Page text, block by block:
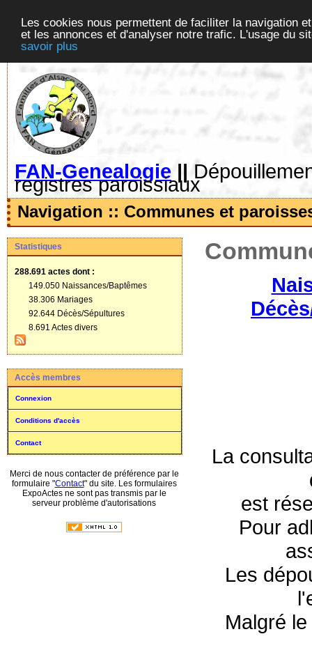
Les cookies nous permettent de faciliter la navigation
et les annonces et d'analyser notre trafic. L'usage du
savoir plus
FAN-Genealogie ||
registres paroissiaux
Navigation :: Communes et
Statistiques
288.691 actes dont :
149.050 Naissances/Baptêmes
38.306 Mariages
92.644 Décès/Sépultures
8.691 Actes divers
Accès membres
Connexion
Conditions d'accès
Contact
Merci de nous contacter de préférence par le
formulaire "Contact" du site. Les formulaires
ExpoActes ne sont pas transmis par le
serveur problème d'autorisations
La
est
Pour
Les
Malgré